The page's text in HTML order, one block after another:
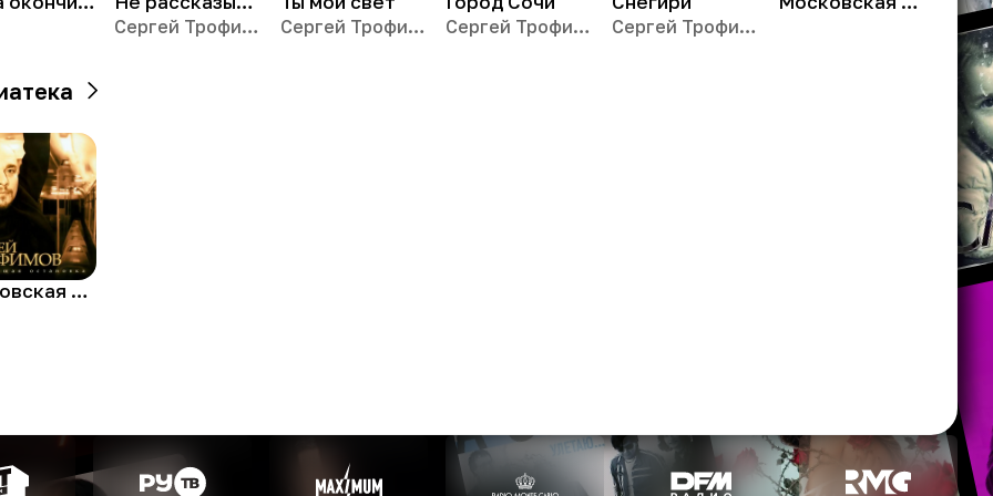
Сергей Трофимов Сергей Трофимов Сергей Трофимов Сергей Трофимов
Московская песня